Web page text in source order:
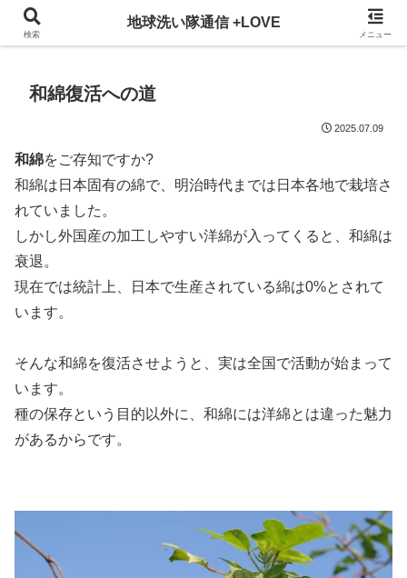
3ヵ月に一回発行している地球洗い隊通信を、WEBでも掲載！
和綿復活への道
2025.07.09
和綿をご存知ですか?
和綿は日本固有の綿で、明治時代までは日本各地で栽培さ
れていました。
しかし外国産の加工しやすい洋綿が入ってくると、和綿は
衰退。
現在では統計上、日本で生産されている綿は0%とされて
います。
そんな和綿を復活させようと、実は全国で活動が始まって
います。
種の保存という目的以外に、和綿には洋綿とは違った魅力
があるからです。
検索
地球洗い隊通信 +LOVE
メニュー